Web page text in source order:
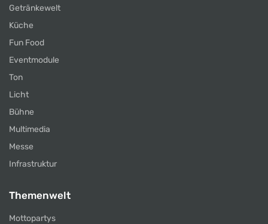
Getränkewelt
Küche
Fun Food
Eventmodule
Ton
Licht
Bühne
Multimedia
Messe
Infrastruktur
Themenwelt
Mottopartys